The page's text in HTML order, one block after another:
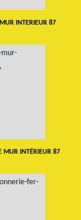
INTERIEUR 87
MUR INTÉRIEUR 87